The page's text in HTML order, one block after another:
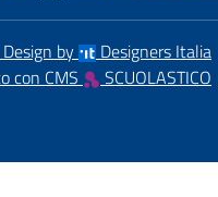
by
Designers Italia
con CMS
SCUOLASTICO